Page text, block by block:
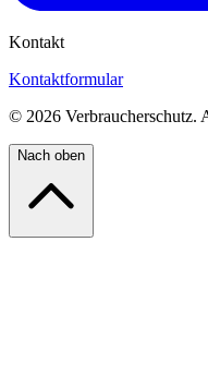
Kontakt
Kontaktformular
© 2026 Verbraucherschutz.
Nach oben